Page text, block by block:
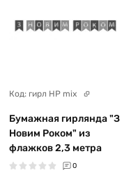
Код: гирл НР mix
Бумажная гирлянда "З
Новим Роком" из
флажков 2,3 метра
0